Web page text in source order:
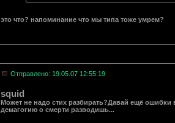
это что? напоминание что мы типа тоже умрем?
Отправлено: 19.05.07 12:55:19
squid
Может не надо стих разбирать?Давай ещё ошибки
демагогию о смерти разводишь...